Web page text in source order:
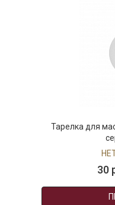
Тарелка для
30